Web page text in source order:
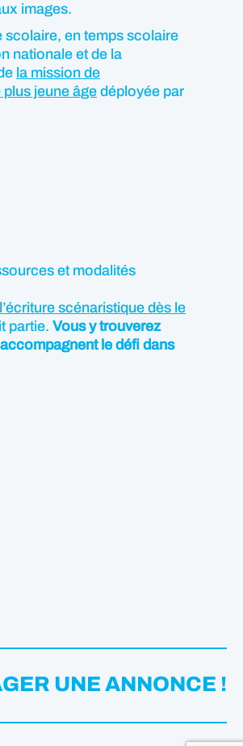
images.
scolaire, en temps scolaire
nationale et de la
la mission de
jeune âge déployée par
et modalités
scénaristique dès le
partie. Vous y trouverez
le défi dans
UNE ANNONCE !